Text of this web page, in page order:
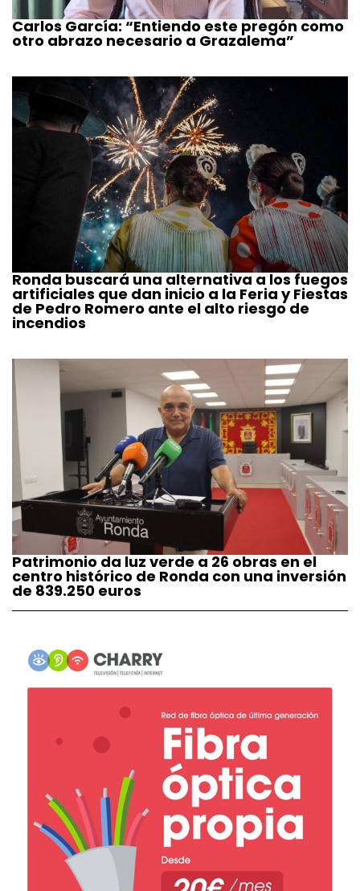
Carlos García: “Entiendo este pregón como
otro abrazo necesario a Grazalema”
Ronda buscará una alternativa a los fuegos
artificiales que dan inicio a la Feria y Fiestas
de Pedro Romero ante el alto riesgo de
incendios
Patrimonio da luz verde a 26 obras en el
centro histórico de Ronda con una inversión
de 839.250 euros